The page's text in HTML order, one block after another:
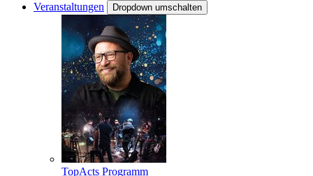
Veranstaltungen
Dropdown umschalten
TopActs Programm